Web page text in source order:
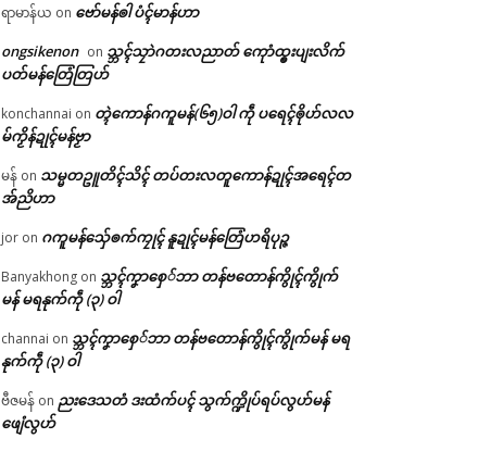
ရာမာန်ယ on ဗော်မန်ၜါ ပံၚ်မာန်ဟာ
ongsikenon on သ္ဘၚ်သၠာဲဂတးလညာတ် ကေုာံထ္ၜးပျးလိက်
ပတ်မန်တြေံတြဟ်
konchannai on တ္ၚဲကောန်ဂကူမန်(၆၅)ဝါ ကဵု ပရေၚ်ၜိုဟ်လလ
မ်ကၟိန်ဍုၚ်မန်ဗၟာ
မန် on သမ္မတဥူတိၚ်သိၚ် တပ်တးလတူကောန်ဍုၚ်အရေၚ်တ
အ်ညိဟာ
jor on ဂကူမန်​သှ်ေၜက်ကၠုၚ် နူဍုၚ်မန်တြေံဟရိပုဉ္ဇ
Banyakhong on သ္ဘၚ်ကၞာစှေ်ဘာ တန်ဗတောန်ကွိုၚ်ကွိုက်
မန် မရနုက်ကဵု (၃) ဝါ
channai on သ္ဘၚ်ကၞာစှေ်ဘာ တန်ဗတောန်ကွိုၚ်ကွိုက်မန် မရ
နုက်ကဵု (၃) ဝါ
ဗီဇမန် on ညးဒေသတံ ဒးထံက်ပၚ် သွက်က္ဍိုပ်ရပ်လွဟ်မန်
ဖျေံလွဟ်